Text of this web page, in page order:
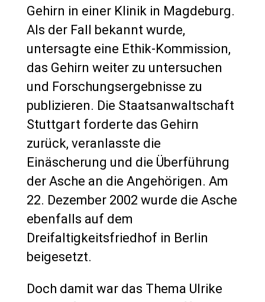
Gehirn in einer Klinik in Magdeburg.
Als der Fall bekannt wurde,
untersagte eine Ethik-Kommission,
das Gehirn weiter zu untersuchen
und Forschungsergebnisse zu
publizieren. Die Staatsanwaltschaft
Stuttgart forderte das Gehirn
zurück, veranlasste die
Einäscherung und die Überführung
der Asche an die Angehörigen. Am
22. Dezember 2002 wurde die Asche
ebenfalls auf dem
Dreifaltigkeitsfriedhof in Berlin
beigesetzt.
Doch damit war das Thema Ulrike